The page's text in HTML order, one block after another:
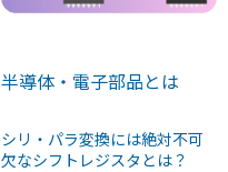
半導体・電子部品とは
シリ・パラ変換には絶対不可
欠なシフトレジスタとは？